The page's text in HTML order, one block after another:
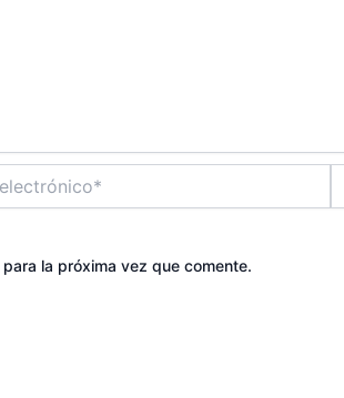
la próxima vez que comente.